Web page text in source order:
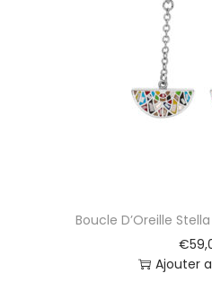
Boucle D’Oreille Stella
€
Ajouter